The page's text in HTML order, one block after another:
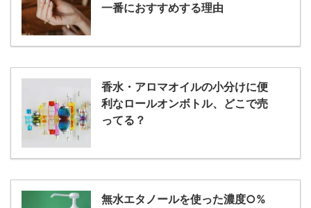
一番におすすめする理由
香水・アロマオイルの小分けに便
利なロールオンボトル、どこで売
ってる？
無水エタノールを使った濃度○%